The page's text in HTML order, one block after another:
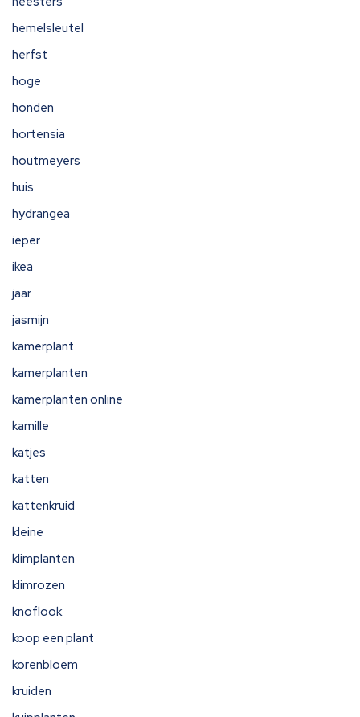
hemelsleutel
herfst
hoge
honden
hortensia
houtmeyers
huis
hydrangea
ieper
ikea
jaar
jasmijn
kamerplant
kamerplanten
kamerplanten online
kamille
katjes
katten
kattenkruid
kleine
klimplanten
klimrozen
knoflook
koop een plant
korenbloem
kruiden